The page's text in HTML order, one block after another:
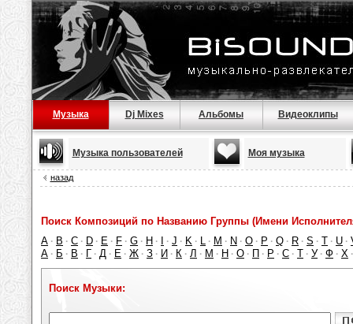
Музыка Dj Mixes Альбомы Видеоклипы
Музыка пользователей Моя музыка
назад
Поиск Композиций по Названию Группы (Имени
A · B · C · D · E · F · G · H · · J · K · L · M · N · O · P · Q · R · S · T · U ·
А · Б · В · Г · Д · Е · Ж · З · И · К · Л · М · Н · О · П · Р · С · Т · У · Ф · Х
Поиск Музыки: